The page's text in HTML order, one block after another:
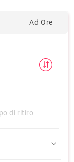
Ad Ore